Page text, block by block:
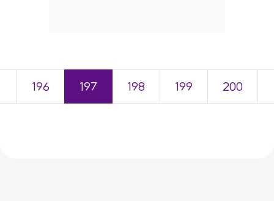
196 197 198 199 200